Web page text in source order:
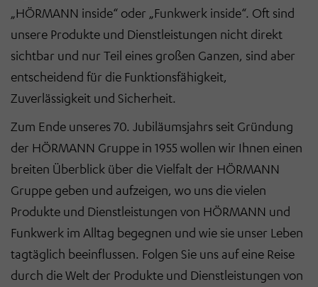
„HÖRMANN inside“ oder „Funkwerk inside“. Oft sind
unsere Produkte und Dienstleistungen nicht direkt
sichtbar und nur Teil eines großen Ganzen, sind aber
entscheidend für die Funktionsfähigkeit,
Zuverlässigkeit und Sicherheit.
Zum Ende unseres 70. Jubiläumsjahrs seit Gründung
der HÖRMANN Gruppe in 1955 wollen wir Ihnen einen
breiten Überblick über die Vielfalt der HÖRMANN
Gruppe geben und aufzeigen, wo uns die vielen
Produkte und Dienstleistungen von HÖRMANN und
Funkwerk im Alltag begegnen und wie sie unser Leben
tagtäglich beeinflussen. Folgen Sie uns auf eine Reise
durch die Welt der Produkte und Dienstleistungen von